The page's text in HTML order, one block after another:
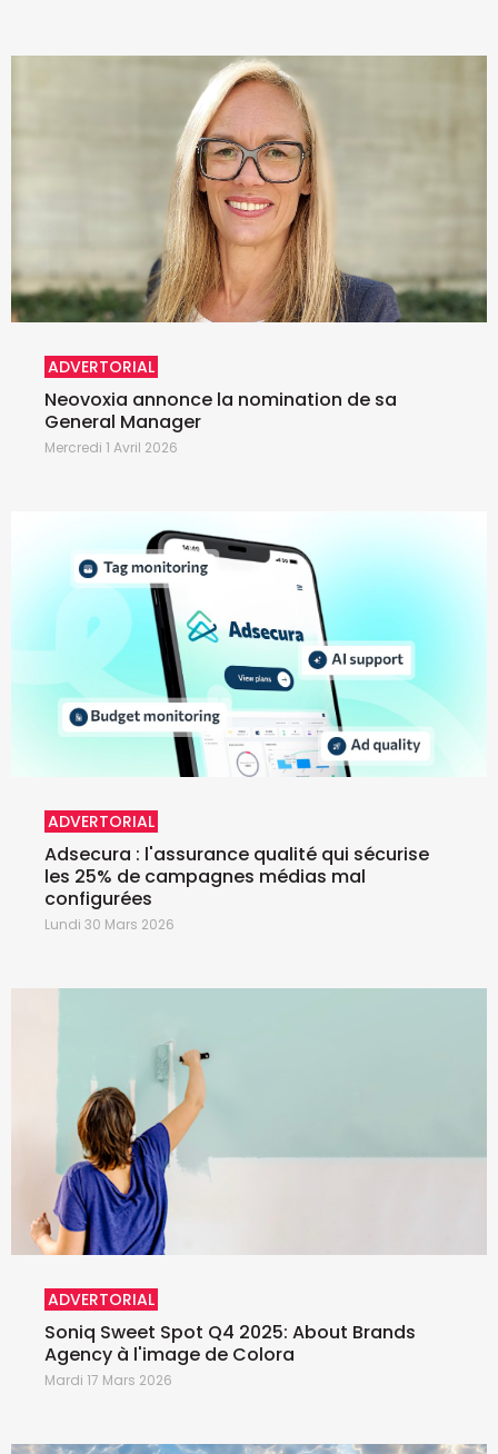
ADVERTORIAL
Neovoxia annonce la nomination de sa
General Manager
Mercredi 1 Avril 2026
ADVERTORIAL
Adsecura : l'assurance qualité qui sécurise
les 25% de campagnes médias mal
configurées
Lundi 30 Mars 2026
ADVERTORIAL
Soniq Sweet Spot Q4 2025: About Brands
Agency à l'image de Colora
Mardi 17 Mars 2026